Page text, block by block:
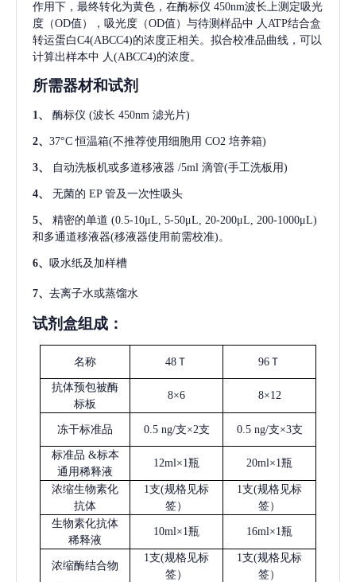
作用下，最终转化为黄色，在酶标仪 450nm波长上测定吸光
度（OD值），吸光度（OD值）与待测样品中 人ATP结合盒
转运蛋白C4(ABCC4)的浓度正相关。拟合校准品曲线，可以
计算出样本中 人(ABCC4)的浓度。
所需器材和试剂
1、 酶标仪 (波长 450nm 滤光片)
2、 37°C 恒温箱(不推荐使用细胞用 CO2 培养箱)
3、 自动洗板机或多道移液器 /5ml 滴管(手工洗板用)
4、 无菌的 EP 管及一次性吸头
5、 精密的单道 (0.5-10μL, 5-50μL, 20-200μL, 200-1000μL)
和多通道移液器(移液器使用前需校准)。
6、 吸水纸及加样槽
7、 去离子水或蒸馏水
试剂盒组成：
名称 48Ｔ 96Ｔ
抗体预包被酶
标板
8×6 8×12
冻干标准品 0.5 ng/支×2支 0.5 ng/支×3支
标准品 &标本
通用稀释液
12ml×1瓶 20ml×1瓶
浓缩生物素化
抗体
1支(规格见标
签）
1支(规格见标
签）
生物素化抗体
稀释液
10ml×1瓶 16ml×1瓶
浓缩酶结合物
1支(规格见标
签）
1支(规格见标
签）